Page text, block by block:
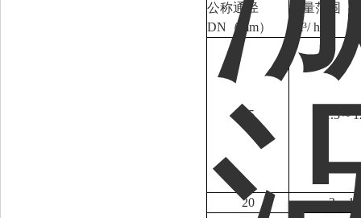
公称通径
DN（mm）
流量范围
(m³/ h)
15 1.5～
20
2～15